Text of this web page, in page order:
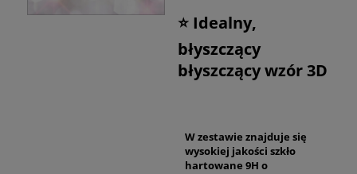
⭐ Idealny,
błyszczący
błyszczący wzór 3D
W zestawie znajduje się
wysokiej jakości szkło
hartowane 9H o